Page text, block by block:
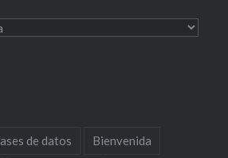
de datos Bienvenida